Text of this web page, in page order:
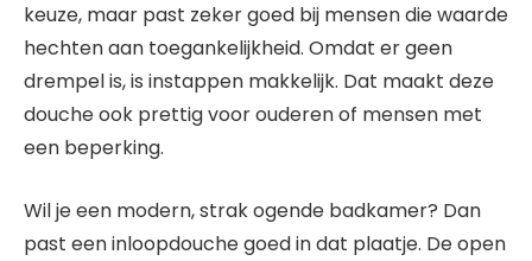
keuze, maar past zeker goed bij mensen die waarde
hechten aan toegankelijkheid. Omdat er geen
drempel is, is instappen makkelijk. Dat maakt deze
douche ook prettig voor ouderen of mensen met
een beperking.
Wil je een modern, strak ogende badkamer? Dan
past een inloopdouche goed in dat plaatje. De open